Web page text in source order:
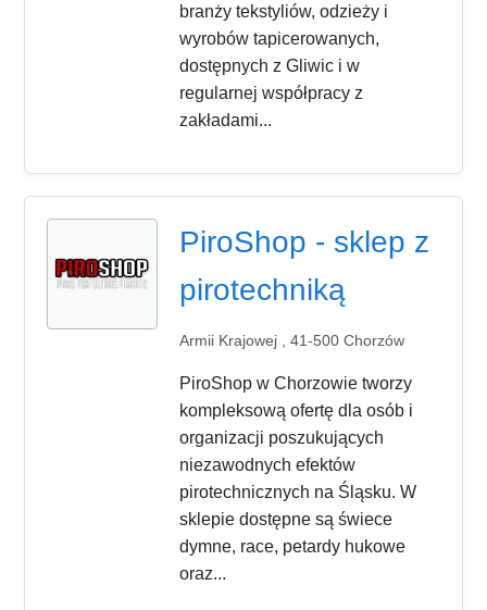
branży tekstyliów, odzieży i
wyrobów tapicerowanych,
dostępnych z Gliwic i w
regularnej współpracy z
zakładami...
PiroShop - sklep z
pirotechniką
Armii Krajowej , 41-500 Chorzów
PiroShop w Chorzowie tworzy
kompleksową ofertę dla osób i
organizacji poszukujących
niezawodnych efektów
pirotechnicznych na Śląsku. W
sklepie dostępne są świece
dymne, race, petardy hukowe
oraz...